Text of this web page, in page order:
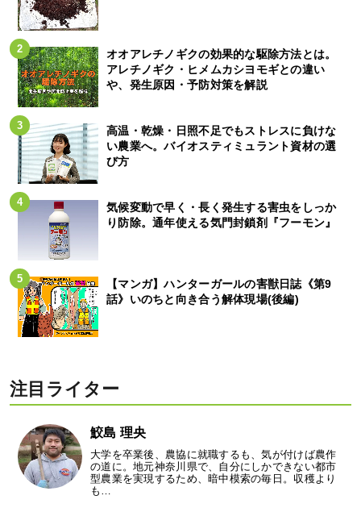
オオアレチノギクの効果的な駆除方法とは。
アレチノギク・ヒメムカシヨモギとの違い
や、発生原因・予防対策を解説
高温・乾燥・日照不足でもストレスに負けな
い農業へ。バイオスティミュラント資材の選
び方
気候変動で早く・長く発生する害虫をしっか
り防除。通年使える気門封鎖剤『フーモン』
【マンガ】ハンターガールの害獣日誌《第9
話》いのちと向き合う解体現場(後編)
注目ライター
鮫島 理央
大学を卒業後、農協に就職するも、気が付けば農作
の道に。地元神奈川県で、自分にしかできない都市
型農業を実現するため、暗中模索の毎日。収穫より
も…